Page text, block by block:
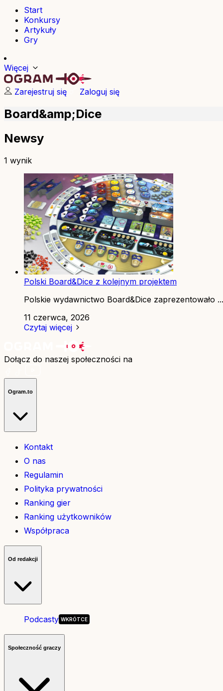
Start
Konkursy
Artykuły
Gry
Więcej
Zarejestruj się Zaloguj się
Board&amp;Dice
Newsy
1 wynik
Polski Board&Dice z kolejnym projektem
Polskie wydawnictwo Board&Dice zaprezentowało ...
11 czerwca, 2026
Czytaj więcej
Dołącz do naszej społeczności na
Ogram.to
Kontakt
O nas
Regulamin
Polityka prywatności
Ranking gier
Ranking użytkowników
Współpraca
Od redakcji
Podcasty
Społeczność graczy